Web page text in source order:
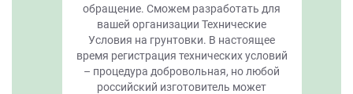
обращение. Сможем разработать для
вашей организации Технические
Условия на грунтовки. В настоящее
время регистрация технических условий
– процедура добровольная, но любой
российский изготовитель может